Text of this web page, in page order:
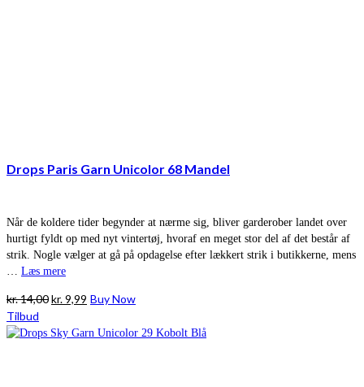
Drops Paris Garn Unicolor 68 Mandel
Når de koldere tider begynder at nærme sig, bliver garderober landet over
hurtigt fyldt op med nyt vintertøj, hvoraf en meget stor del af det består af
strik. Nogle vælger at gå på opdagelse efter lækkert strik i butikkerne, mens
… Læs mere
kr.14,00Den
pris
kr.9,99 Den
pris
Buy Now
Tilbud